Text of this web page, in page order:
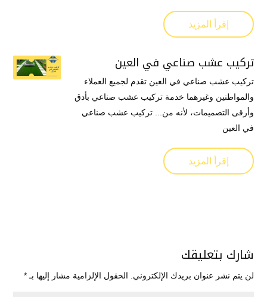
إقرأ المزيد
تركيب عشب صناعي في العين
تركيب عشب صناعي في العين تقدم لجميع العملاء
والمواطنين وغيرهما خدمة تركيب عشب صناعي بأدق
وأرقى التصميمات، لأنه من... تركيب عشب صناعي
في العين
إقرأ المزيد
شارك بتعليقك
لن يتم نشر عنوان بريدك الإلكتروني. الحقول الإلزامية مشار إليها بـ *